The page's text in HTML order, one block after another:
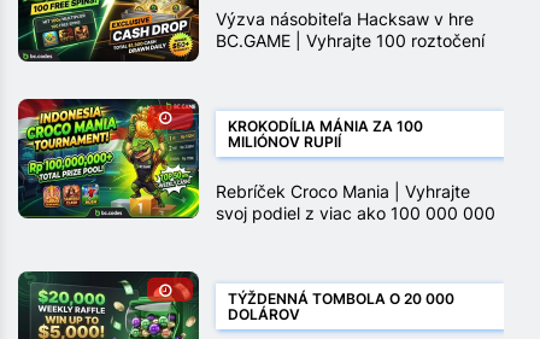
Výzva násobiteľa Hacksaw v hre
BC.GAME | Vyhrajte 100 roztočení
KROKODÍLIA MÁNIA ZA 100
MILIÓNOV RUPIÍ
Rebríček Croco Mania | Vyhrajte
svoj podiel z viac ako 100 000 000
TÝŽDENNÁ TOMBOLA O 20 000
DOLÁROV